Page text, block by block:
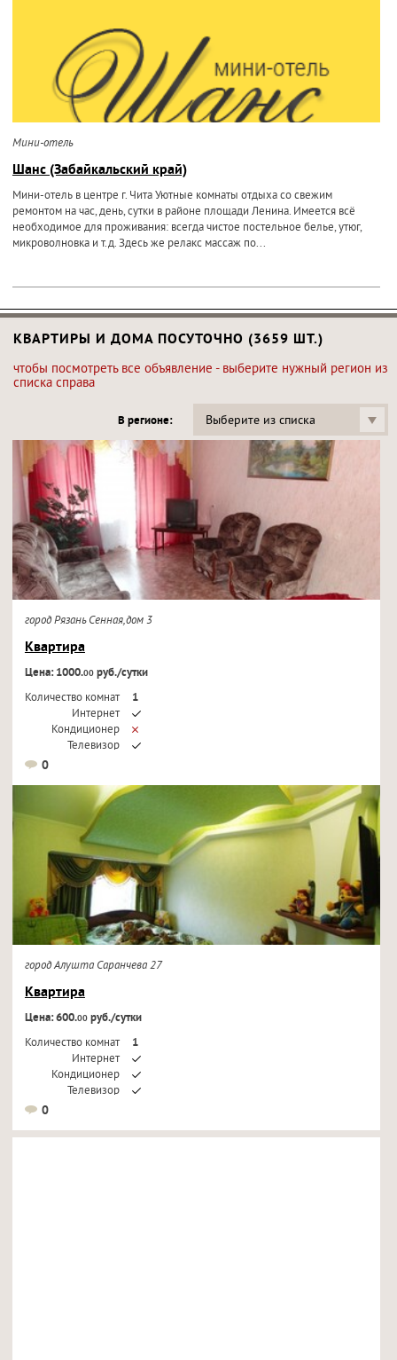
Мини-отель
Шанс (Забайкальский край)
Мини-отель в центре г. Чита Уютные комнаты отдыха со свежим
ремонтом на час, день, сутки в районе площади Ленина. Имеется всё
необходимое для проживания: всегда чистое постельное белье, утюг,
микроволновка и т.д. Здесь же релакс массаж по...
КВАРТИРЫ И ДОМА ПОСУТОЧНО (3659 ШТ.)
чтобы посмотреть все объявление - выберите нужный регион из
списка справа
В регионе: Выберите из списка
город Рязань Сенная,дом 3
Квартира
Цена: 1000.00руб./сутки
Количество комнат
1
Интернет
Кондиционер
Телевизор
0
город Алушта Саранчева 27
Квартира
Цена: 600.00руб./сутки
Количество комнат
1
Интернет
Кондиционер
Телевизор
0